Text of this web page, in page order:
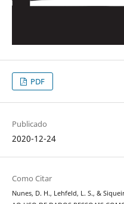
PDF
Publicado
2020-12-24
Como Citar
Nunes, D. H., Lehfeld, L. S., &